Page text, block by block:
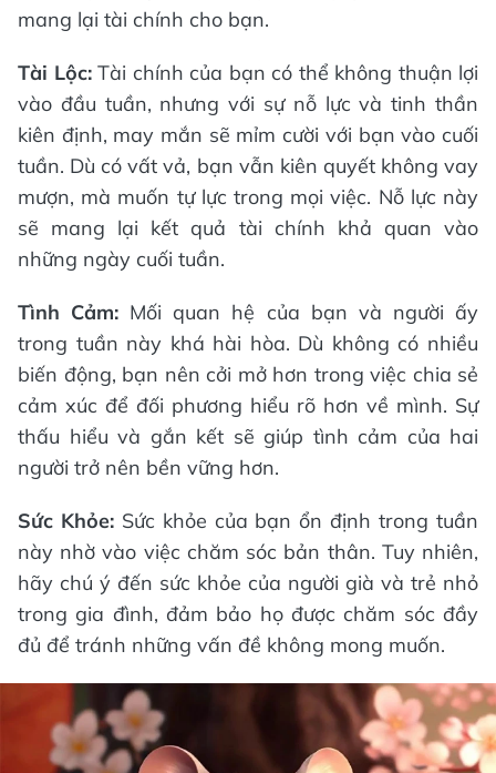
mang lại tài chính cho bạn.
Tài Lộc:Tài chính của bạn có thể không thuận lợi
vào đầu tuần, nhưng với sự nỗ lực và tinh thần
kiên định, may mắn sẽ mỉm cười với bạn vào cuối
tuần. Dù có vất vả, bạn vẫn kiên quyết không vay
mượn, mà muốn tự lực trong mọi việc. Nỗ lực này
sẽ mang lại kết quả tài chính khả quan vào
những ngày cuối tuần.
Tình Cảm: Mối quan hệ của bạn và người ấy
trong tuần này khá hài hòa. Dù không có nhiều
biến động, bạn nên cởi mở hơn trong việc chia sẻ
cảm xúc để đối phương hiểu rõ hơn về mình. Sự
thấu hiểu và gắn kết sẽ giúp tình cảm của hai
người trở nên bền vững hơn.
Sức Khỏe:Sức khỏe của bạn ổn định trong tuần
này nhờ vào việc chăm sóc bản thân. Tuy nhiên,
hãy chú ý đến sức khỏe của người già và trẻ nhỏ
trong gia đình, đảm bảo họ được chăm sóc đầy
đủ để tránh những vấn đề không mong muốn.